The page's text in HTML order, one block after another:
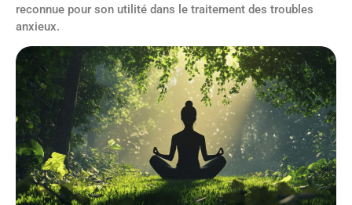
reconnue pour son utilité dans le traitement des troubles
anxieux.